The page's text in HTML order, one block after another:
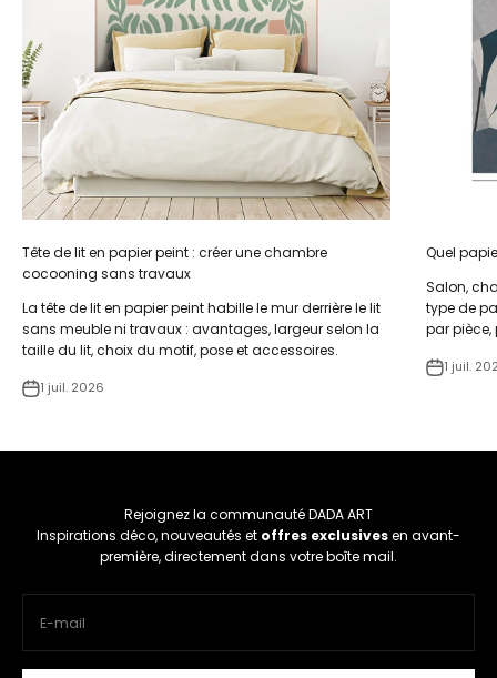
Tête de lit en papier peint : créer une chambre
cocooning sans travaux
La tête de lit en papier peint habille le mur derrière le lit
sans meuble ni travaux : avantages, largeur selon la
taille du lit, choix du motif, pose et accessoires.
1 juil. 2026
Quel
Salon,
type de
par pièce,
1 juil.
Rejoignez la communauté DADA ART
Inspirations déco, nouveautés et offres exclusivesen avant-
première, directement dans votre boîte mail.
E-mail